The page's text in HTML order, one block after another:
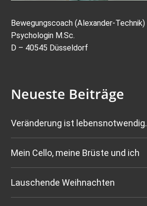
Bewegungscoach (Alexander-Technik)
Psychologin M.Sc.
D – 40545 Düsseldorf
Neueste Beiträge
Veränderung ist lebensnotwendig.
Mein Cello, meine Brüste und ich
Lauschende Weihnachten